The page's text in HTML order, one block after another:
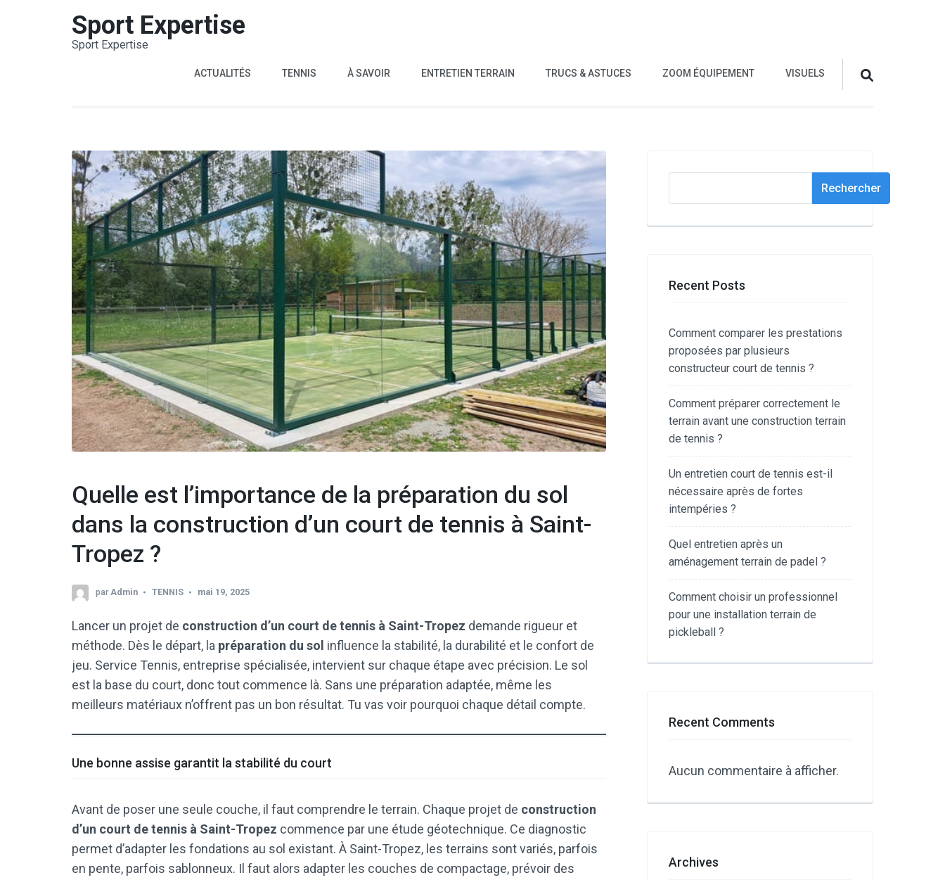
Sport Expertise
Sport Expertise
ACTUALITÉS TENNIS À SAVOIR ENTRETIEN TERRAIN TRUCS & ASTUCES ZOOM ÉQUIPEMENT VISUELS
Quelle est l’importance de la préparation du sol
dans la construction d’un court de tennis à Saint-
Tropez ?
parAdmin TENNIS mai 19, 2025
Lancer un projet de construction d’un court de tennis à Saint-Tropez demande rigueur et
méthode. Dès le départ, la préparation du sol influence la stabilité, la durabilité et le confort de
jeu. Service Tennis, entreprise spécialisée, intervient sur chaque étape avec précision. Le sol
est la base du court, donc tout commence là. Sans une préparation adaptée, même les
meilleurs matériaux n’offrent pas un bon résultat. Tu vas voir pourquoi chaque détail compte.
Une bonne assise garantit la stabilité du court
Avant de poser une seule couche, il faut comprendre le terrain. Chaque projet de construction
d’un court de tennis à Saint-Tropez commence par une étude géotechnique. Ce diagnostic
permet d’adapter les fondations au sol existant. À Saint-Tropez, les terrains sont variés, parfois
en pente, parfois sablonneux. Il faut alors adapter les couches de compactage, prévoir des
Rechercher
Recent Posts
Comment comparer les prestations
proposées par plusieurs
constructeur court de tennis ?
Comment préparer correctement le
terrain avant une construction terrain
de tennis ?
Un entretien court de tennis est-il
nécessaire après de fortes
intempéries ?
Quel entretien après un
aménagement terrain de padel ?
Comment choisir un professionnel
pour une installation terrain de
pickleball ?
Recent Comments
Aucun commentaire à afficher.
Archives